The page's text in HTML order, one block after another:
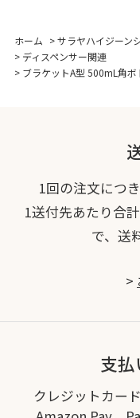
ホーム >サラヤハイジーン
> ディスペンサー関連
> ブラケットA型 500mL角ボ
1回の注文につ
1送付先あたり合
で、送
>
支
クレジットカー